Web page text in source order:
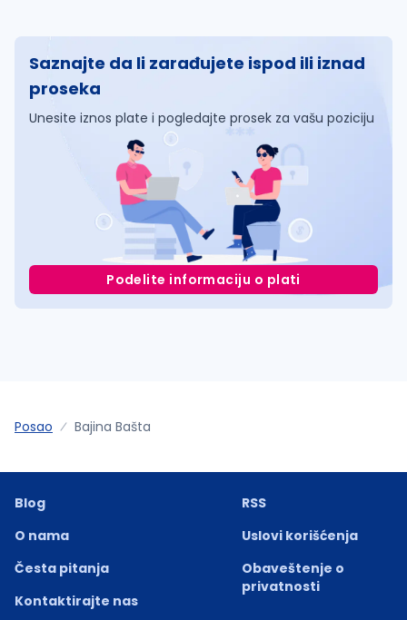
Saznajte da li zarađujete ispod ili iznad
proseka
Unesite iznos plate i pogledajte prosek za vašu poziciju
Podelite informaciju o plati
Posao Bajina Bašta
Blog
O nama
Česta pitanja
Kontaktirajte nas
RSS
Uslovi korišćenja
Obaveštenje o
privatnosti